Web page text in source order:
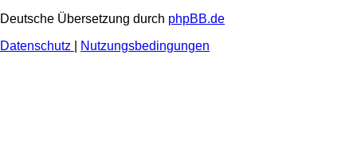
Deutsche Übersetzung durch phpBB.de
Datenschutz
Nutzungsbedingungen